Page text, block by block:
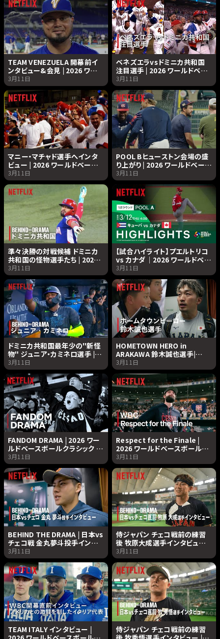
TEAM VENEZUELA 開幕前イ
ンタビュー&会見 | 2026 ワー
ルドベースボールクラシック |
Netflix Japan
3月11日
ベネズエラvsドミニカ共和国
注目選手 | 2026 ワールドベー
スボールクラシック | Netflix
Japan
3月11日
マニー・マチャド選手へインタ
ビュー | 2026 ワールドベース
ボールクラシック | Netflix
Japan
3月11日
POOL Bヒューストン会場の盛
り上がり | 2026 ワールドベース
ボールクラシック | Netflix
Japan
3月11日
準々決勝の対戦候補 ドミニカ
共和国の怪物選手たち | 2026
ワールドベースボールクラシッ
ク | Netflix Japan
3月11日
【試合ハイライト】プエルトリコ
vs カナダ｜2026 ワールドベー
スボールクラシック | Netflix
Japan
3月11日
ドミニカ共和国最年少の"新怪
物" ジュニア・カミネロ選手 |
2026 ワールドベースボールク
ラシック | Netflix Japan
3月11日
HOMETOWN HERO in
ARAKAWA 鈴木誠也選手|
2026 ワールドベースボールク
ラシック | Netflix Japan
3月11日
FANDOM DRAMA | 2026 ワー
ルドベースボールクラシック |
Netflix Japan
3月11日
Respect for the Finale |
2026 ワールドベースボールク
ラシック | Netflix Japan
3月11日
BEHIND THE DRAMA | 日本vs
チェコ戦 金丸夢斗投手インタ
ビュー | 2026 ワールドベース
ボールクラシック | Netflix
Japan
3月11日
侍ジャパン チェコ戦前の練習
後 牧原大成選手インタビュー |
2026 ワールドベースボールク
ラシック | Netflix Japan
3月11日
TEAM ITALY インタビュー |
侍ジャパン チェコ戦前の練習